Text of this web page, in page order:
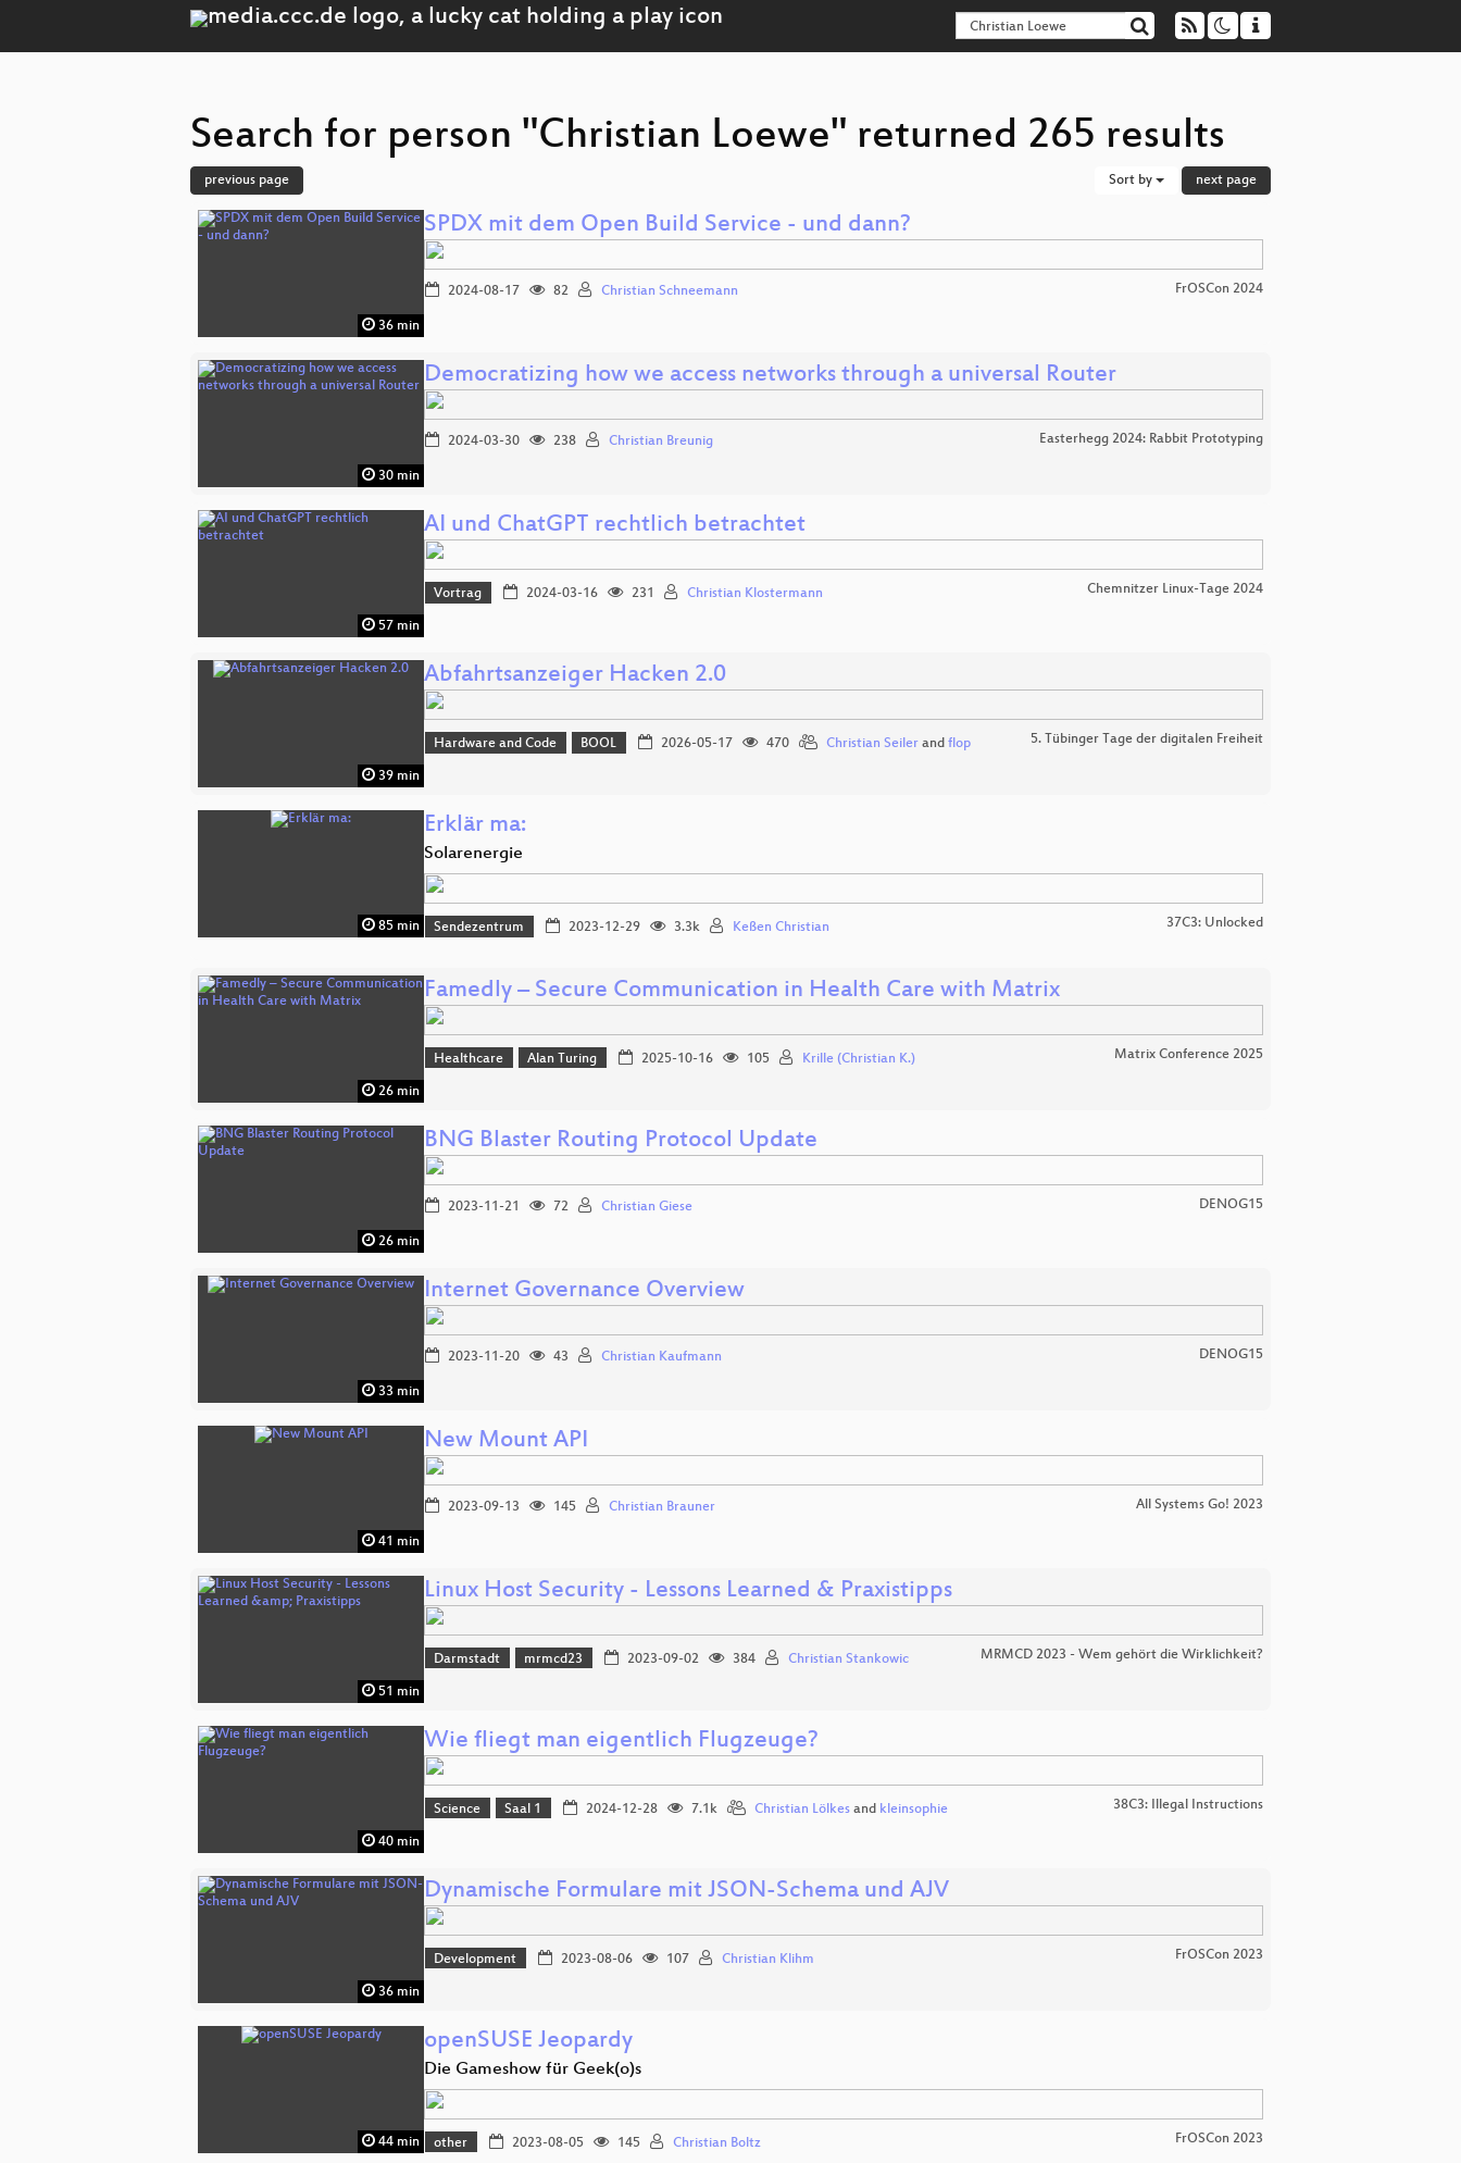
Search for person "Christian Loewe" returned 265 results
previous page Sort by next page
36 min
SPDX mit dem Open Build Service - und dann?
2024-08-17 82 Christian Schneemann FrOSCon 2024
30 min
Democratizing how we access networks through a universal Router
2024-03-30 238 Christian Breunig Easterhegg 2024: Rabbit Prototyping
57 min
AI und ChatGPT rechtlich betrachtet
Vortrag 2024-03-16 231 Christian Klostermann Chemnitzer Linux-Tage 2024
39 min
Abfahrtsanzeiger Hacken 2.0
Hardware and Code BOOL 2026-05-17 470 Christian Seilerand flop 5. Tübinger Tage der digitalen Freiheit
85 min
Erklär ma:
Solarenergie
Sendezentrum 2023-12-29 3.3k Keßen Christian 37C3: Unlocked
26 min
Famedly – Secure Communication in Health Care with Matrix
Healthcare Alan Turing 2025-10-16 105 Krille (Christian K.) Matrix Conference 2025
26 min
BNG Blaster Routing Protocol Update
2023-11-21 72 Christian Giese DENOG15
33 min
Internet Governance Overview
2023-11-20 43 Christian Kaufmann DENOG15
41 min
New Mount API
2023-09-13 145 Christian Brauner All Systems Go! 2023
51 min
Linux Host Security - Lessons Learned & Praxistipps
Darmstadt mrmcd23 2023-09-02 384 Christian Stankowic MRMCD 2023 - Wem gehört die Wirklichkeit?
40 min
Wie fliegt man eigentlich Flugzeuge?
Science Saal 1 2024-12-28 7.1k Christian Lölkesand kleinsophie 38C3: Illegal Instructions
36 min
Dynamische Formulare mit JSON-Schema und AJV
Development 2023-08-06 107 Christian Klihm FrOSCon 2023
44 min
openSUSE Jeopardy
Die Gameshow für Geek(o)s
other 2023-08-05 145 Christian Boltz FrOSCon 2023